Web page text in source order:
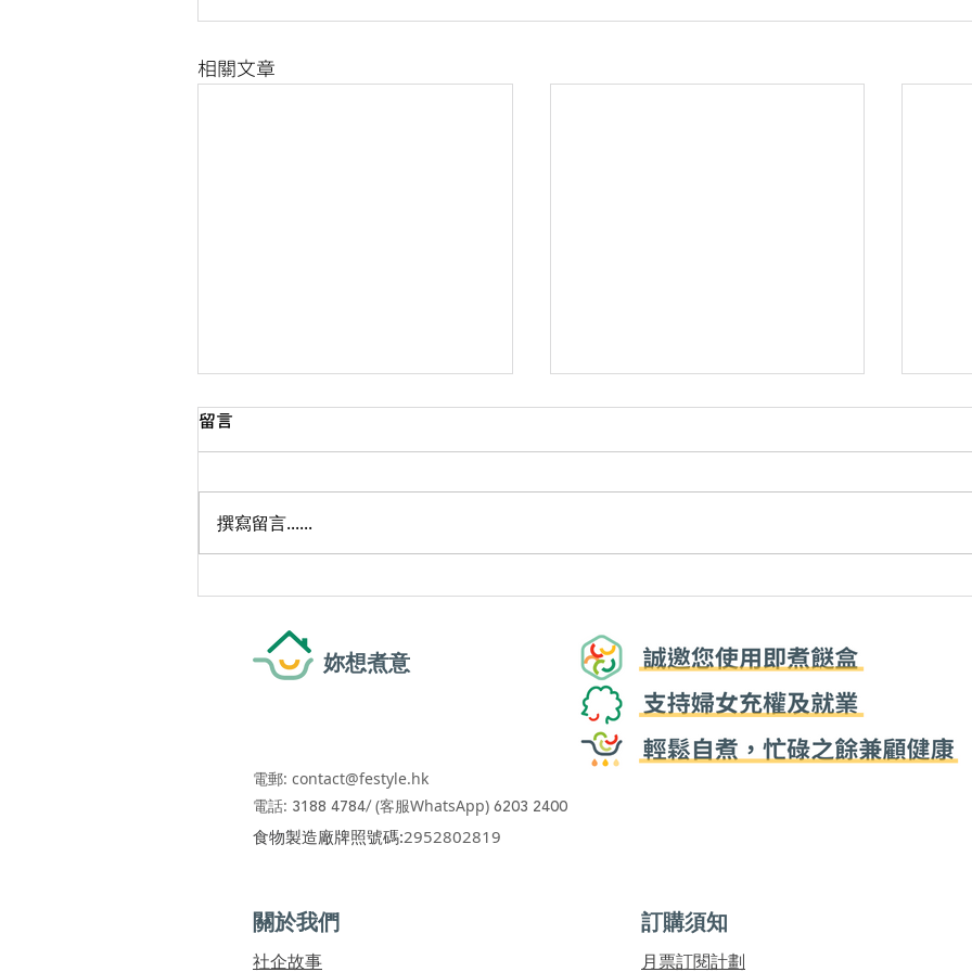
相關文章
原來罐頭食品 ≠ 加咗防腐
揀識食
低糖飲品可含5包砂糖? 小心跌
乳
留言
撰寫留言......
妳想煮意
電郵: contact@festyle.hk
電話: 3188 4784/(客服WhatsApp) 6203 2400
​食物製造廠牌照號碼:2952802819
關於我們
社企故事
訂購須知
​月票訂閱計劃